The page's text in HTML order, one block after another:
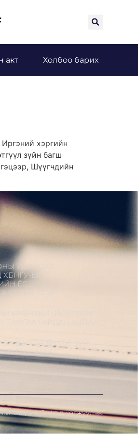
акт Холбоо барих
хэргийн
зүйн багш
Шүүгчдийн
УДИРДАХ
ЫН
ЁС ЗҮЙН
СОЛИЛЦОВ
ЕРӨНХИЙ ШҮҮГЧЭЭР
ГАРДАН АВЛАА
ШҮҮГЧИЙН ЁС ЗҮЙ:
ТУРШЛАГААС
ыгМодив Софтд хөгжүүлэв.